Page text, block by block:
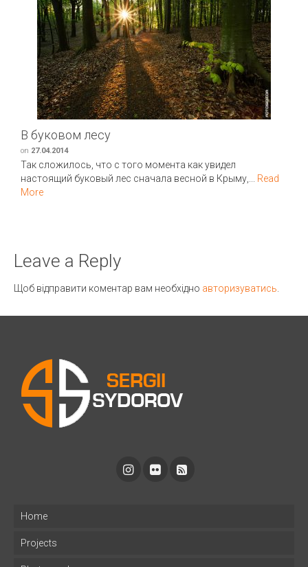
В буковом лесу
on 27.04.2014
Так сложилось, что с того момента как увидел
настоящий буковый лес сначала весной в Крыму,... Read
More
Leave a Reply
Щоб відправити коментар вам необхідно авторизуватись
Home
Projects